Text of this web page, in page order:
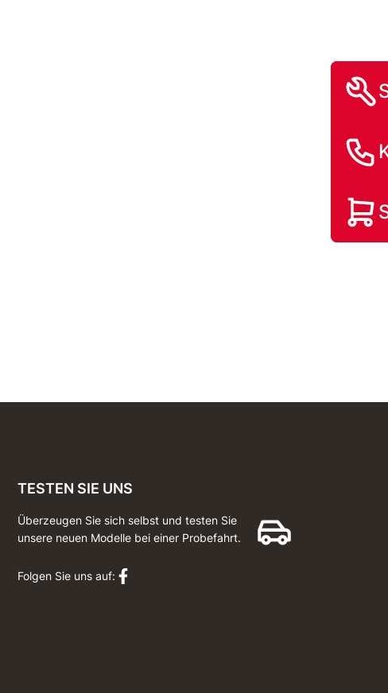
TESTEN SIE UNS
Überzeugen Sie sich selbst und testen Sie
unsere neuen Modelle bei einer Probefahrt.
Folgen Sie uns auf: